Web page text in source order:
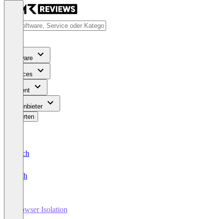
Software
Services
Content
Für Anbieter
Bewerten
Deutsch
English
Browser Isolation